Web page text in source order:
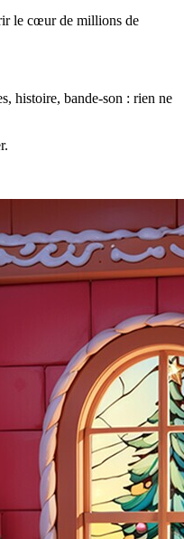
le cœur de millions de
histoire, bande-son : rien ne